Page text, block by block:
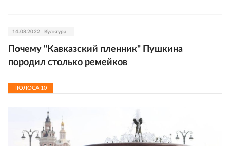
14.08.2022 Культура
Почему "Кавказский пленник" Пушкина
породил столько ремейков
ПОЛОСА 10